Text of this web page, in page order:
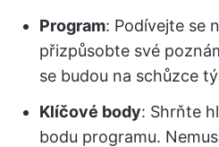
Program: Podívejte se
přizpůsobte své
se budou na schůzce
Klíčové body: Shrňte
bodu programu.